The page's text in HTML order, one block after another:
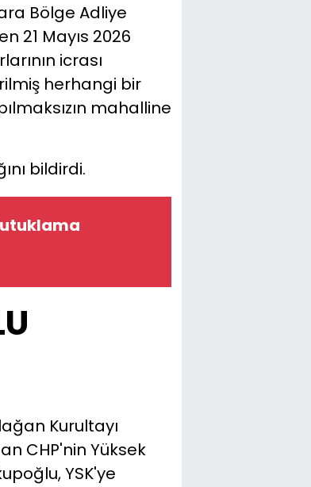
Bölge Adliye
21 Mayıs 2026
icrası
herhangi bir
mahalline
bildirdi.
Kurultayı
CHP'nin Yüksek
YSK'ye